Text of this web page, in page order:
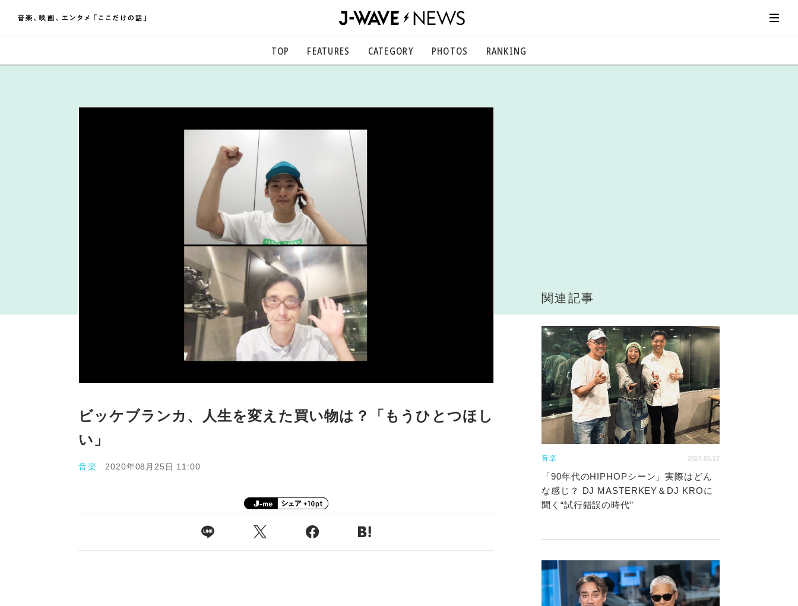
TOP FEATURES CATEGORY
映画、芸能、舞台、スポーツなど
PHOTOS RANKING
ビッケブランカ、人生を変えた買い物は？「もうひとつほし
い」
音楽 2020年08月25日 11:00
関連記事
音楽 2024.05.27
「90年代のHIPHOPシーン」実際はどん
な感じ？ DJ MASTERKEY＆DJ KROに
聞く“試行錯誤の時代”